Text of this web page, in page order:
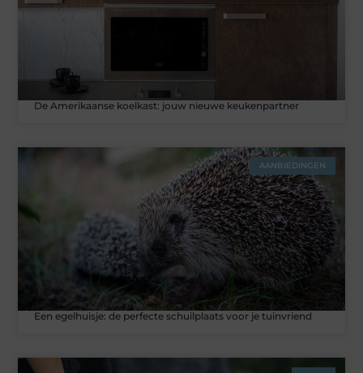
De Amerikaanse koelkast: jouw nieuwe keukenpartner
AANBIEDINGEN
Een egelhuisje: de perfecte schuilplaats voor je tuinvriend